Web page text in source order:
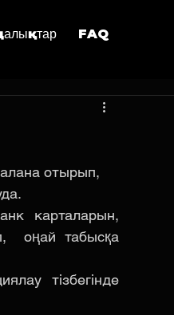
FAQ
отырып,
карталарын,
оңай табысқа
тізбегінде